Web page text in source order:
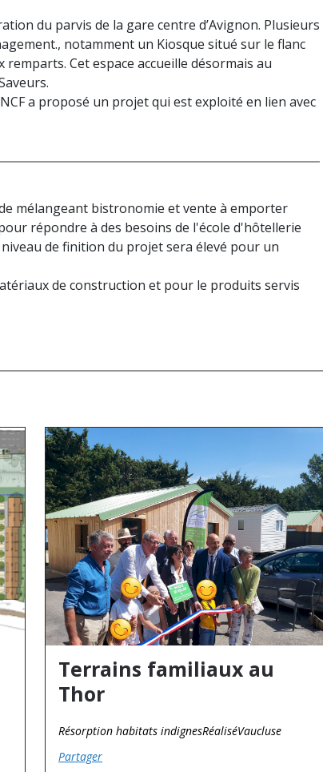
du parvis de la gare centre d’Avignon. Plusieurs
notamment un Kiosque situé sur le flanc
remparts. Cet espace accueille désormais au
a proposé un projet qui est exploité en lien avec
mélangeant bistronomie et vente à emporter
répondre à des besoins de l'école d'hôtellerie
de finition du projet sera élevé pour un
de construction et pour le produits servis
Terrains familiaux au
Thor
Résorption habitats indignesRéaliséVaucluse
Partager